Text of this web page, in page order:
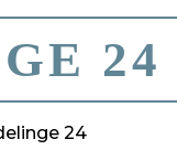
24
24